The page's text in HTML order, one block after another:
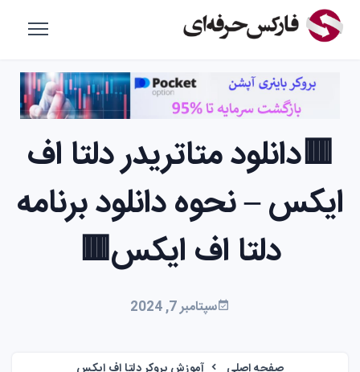
🟥دانلود متاتریدر دلتا اف
ایکس – نحوه دانلود برنامه
دلتا اف ایکس🟥
سپتامبر 7, 2024